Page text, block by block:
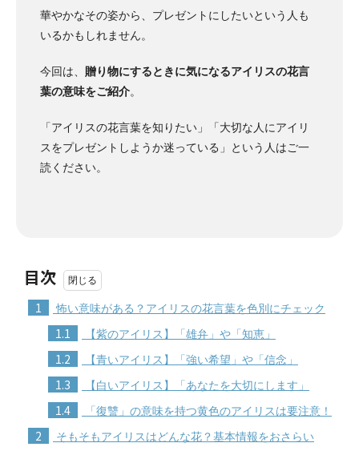
華やかなその姿から、プレゼントにしたいという人も
いるかもしれません。
今回は、
贈り物にするときに気になるアイリスの花言
葉の意味をご紹介。
「アイリスの花言葉を知りたい」「大切な人にアイリ
スをプレゼントしようか迷っている」という人はご一
読ください。
目次
1 怖い意味がある？アイリスの花言葉を色別にチェック
1.1 【紫のアイリス】「雄弁」や「知恵」
1.2 【青いアイリス】「強い希望」や「信念」
1.3 【白いアイリス】「あなたを大切にします」
1.4 「復讐」の意味を持つ黄色のアイリスは要注意！
2 そもそもアイリスはどんな花？基本情報をおさらい